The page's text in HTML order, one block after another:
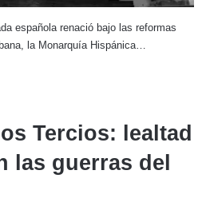
española renació bajo las reformas
la Monarquía Hispánica…
Tercios: lealtad
las guerras del